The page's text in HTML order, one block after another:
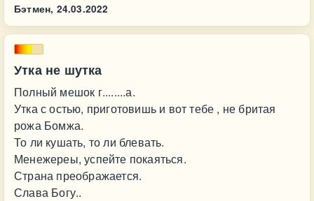
Бэтмен, 24.03.2022
Утка не шутка
Полный мешок г........а.
Утка с остью, приготовишь и вот тебе , не бритая
рожа Бомжа.
То ли кушать, то ли блевать.
Менежереы, успейте покаяться.
Страна преображается.
Слава Богу..